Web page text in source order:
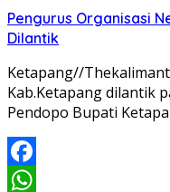
Pengurus Organisasi
Dilantik
Ketapang//
Kab.Ketapang dilantik
Pendopo Bupati
Facebook